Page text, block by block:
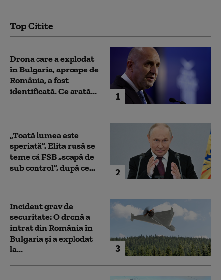
Top Citite
1
Drona care a explodat
în Bulgaria, aproape de
România, a fost
identificată. Ce arată...
2
„Toată lumea este
speriată”. Elita rusă se
teme că FSB „scapă de
sub control”, după ce...
3
Incident grav de
securitate: O dronă a
intrat din România în
Bulgaria şi a explodat
la...